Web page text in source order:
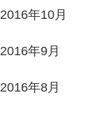
2016年10月
2016年9月
2016年8月